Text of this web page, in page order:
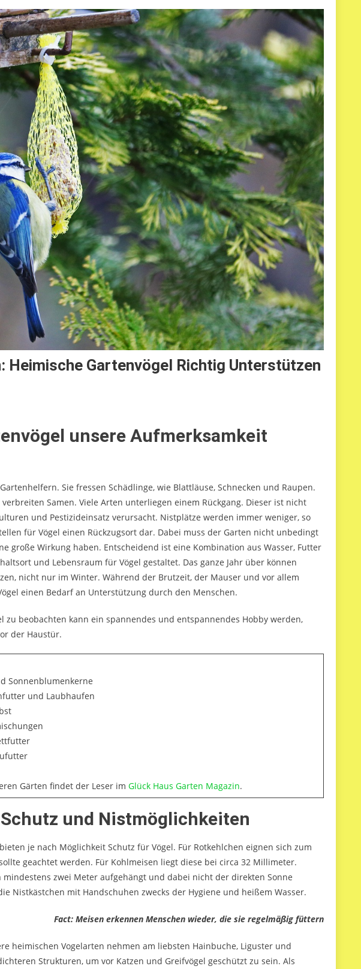
Heimische Gartenvögel Richtig Unterstützen
unsere Aufmerksamkeit
Sie fressen Schädlinge, wie Blattläuse, Schnecken und Raupen.
Samen. Viele Arten unterliegen einem Rückgang. Dieser ist nicht
und Pestizideinsatz verursacht. Nistplätze werden immer weniger, so
für Vögel einen Rückzugsort dar. Dabei muss der Garten nicht unbedingt
große Wirkung haben. Entscheidend ist eine Kombination aus Wasser, Futter
und Lebensraum für Vögel gestaltet. Das ganze Jahr über können
nicht nur im Winter. Während der Brutzeit, der Mauser und vor allem
einen Bedarf an Unterstützung durch den Menschen.
zu beobachten kann ein spannendes und entspannendes Hobby werden,
der Haustür.
Sonnenblumenkerne
und Laubhaufen
Gärten findet der Leser im Glück Haus Garten Magazin.
und Nistmöglichkeiten
je nach Möglichkeit Schutz für Vögel. Für Rotkehlchen eignen sich zum
geachtet werden. Für Kohlmeisen liegt diese bei circa 32 Millimeter.
zwei Meter aufgehängt und dabei nicht der direkten Sonne
Nistkästchen mit Handschuhen zwecks der Hygiene und heißem Wasser.
Fact: Meisen erkennen Menschen wieder, die sie regelmäßig füttern
heimischen Vogelarten nehmen am liebsten Hainbuche, Liguster und
Strukturen, um vor Katzen und Greifvögel geschützt zu sein. Als